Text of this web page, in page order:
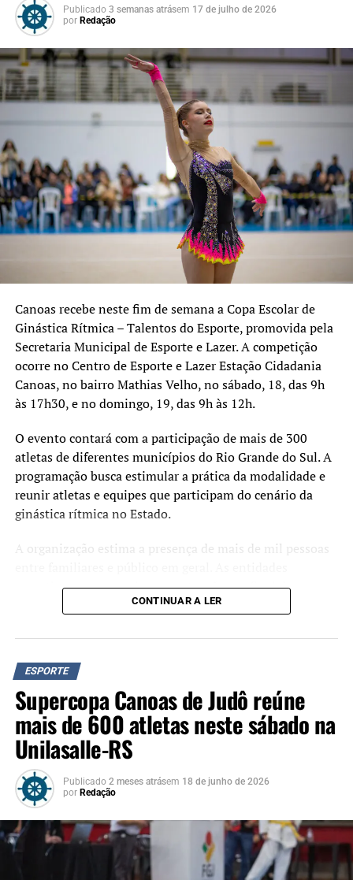
Confira os espaços disponíveis
Centro de Esporte e Lazer São Luís – Rua Engenheiro
Rebouças, 1000, bairro São Luís;
Centro de Esporte e Lazer São Francisco – Rua
Candelária, 31, bairro Mathias Velho;
Centro de Esporte e Lazer São José – Rua João Leivas de
Carvalho, 541, bairro São José;
Centro de Esporte e Lazer CAIC – Avenida Dezessete de
Abril, 241, bairro Guajuviras;
Praça da Juventude Martin Luther King – Rua Romeu
Morsch, 844, bairro Harmonia;
Parque Esportivo Eduardo Gomes – Avenida Guilherme
Schell, 3600, bairro Fátima, com os Campos 1, 2 e 3.
Publicado 3 semanas atrásem 17 de julho de 2026
por Redação
Canoas recebe neste fim de semana a Copa Escolar de
Ginástica Rítmica – Talentos do Esporte, promovida pela
Secretaria Municipal de Esporte e Lazer. A competição
ocorre no Centro de Esporte e Lazer Estação Cidadania
Canoas, no bairro Mathias Velho, no sábado, 18, das 9h
às 17h30, e no domingo, 19, das 9h às 12h.
O evento contará com a participação de mais de 300
atletas de diferentes municípios do Rio Grande do Sul. A
programação busca estimular a prática da modalidade e
reunir atletas e equipes que participam do cenário da
ginástica rítmica no Estado.
A organização estima a presença de mais de mil pessoas
esportivas com as maiores pontuações ao final da
competição receberão troféus.
O secretário municipal de Esporte e Lazer, Luciano de
Oliveira, afirma que a realização do campeonato faz parte
das ações voltadas ao desenvolvimento esportivo no
município.
“Desenvolvemos um
trabalho contínuo ao longo
da semana com as atletas
que atualmente integram a
elite esportiva e competem
em nível estadual. É uma
CONTINUAR A LER
ESPORTE
Supercopa Canoas de Judô reúne
mais de 600 atletas neste sábado na
Unilasalle-RS
Publicado 2 meses atrásem 18 de junho de 2026
por Redação